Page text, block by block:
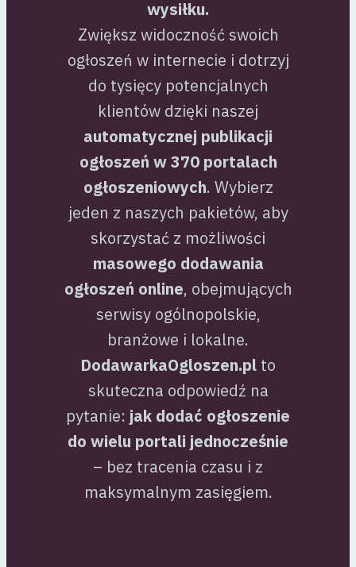
wysiłku.
Zwiększ widoczność swoich
ogłoszeń w internecie i dotrzyj
do tysięcy potencjalnych
klientów dzięki naszej
automatycznej publikacji
ogłoszeń w 370 portalach
ogłoszeniowych. Wybierz
jeden z naszych pakietów, aby
skorzystać z możliwości
masowego dodawania
ogłoszeń online, obejmujących
serwisy ogólnopolskie,
branżowe i lokalne.
DodawarkaOgloszen.pl to
skuteczna odpowiedź na
pytanie: jak dodać ogłoszenie
do wielu portali jednocześnie
– bez tracenia czasu i z
maksymalnym zasięgiem.